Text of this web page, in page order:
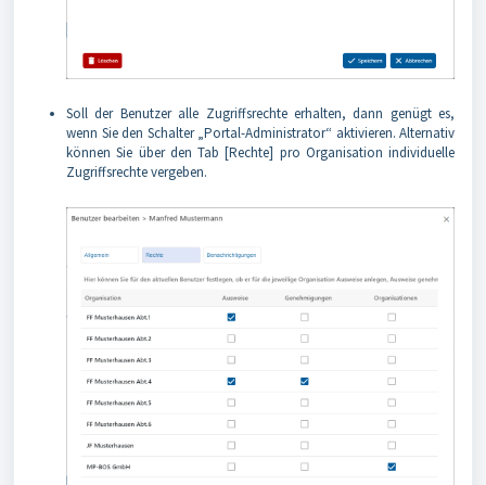
Soll der Benutzer alle Zugriffsrechte erhalten, dann genügt es,
wenn Sie den Schalter „Portal-Administrator“ aktivieren. Alternativ
können Sie über den Tab [Rechte] pro Organisation individuelle
Zugriffsrechte vergeben.